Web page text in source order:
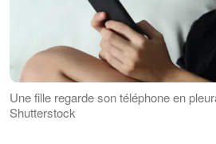
Une fille regarde son téléphone en
Shutterstock